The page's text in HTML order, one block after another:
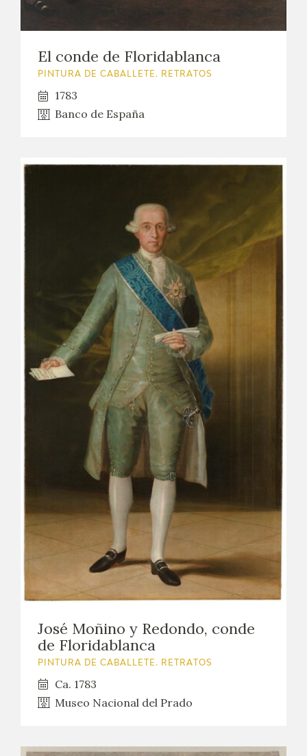
El conde de Floridablanca
PINTURA DE CABALLETE. RETRATOS
1783
Banco de España
José Moñino y Redondo, conde
de Floridablanca
PINTURA DE CABALLETE. RETRATOS
Ca. 1783
Museo Nacional del Prado